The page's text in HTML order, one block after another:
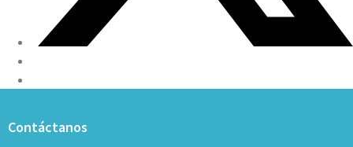
Contáctanos